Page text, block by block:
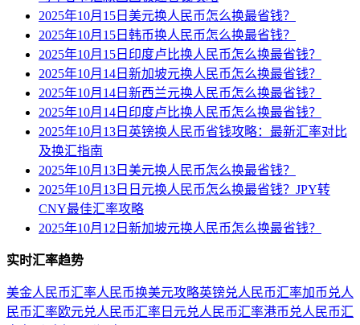
2025年10月15日美元换人民币怎么换最省钱？
2025年10月15日韩币换人民币怎么换最省钱？
2025年10月15日印度卢比换人民币怎么换最省钱？
2025年10月14日新加坡元换人民币怎么换最省钱？
2025年10月14日新西兰元换人民币怎么换最省钱？
2025年10月14日印度卢比换人民币怎么换最省钱？
2025年10月13日英镑换人民币省钱攻略：最新汇率对比
及换汇指南
2025年10月13日美元换人民币怎么换最省钱？
2025年10月13日日元换人民币怎么换最省钱？JPY转
CNY最佳汇率攻略
2025年10月12日新加坡元换人民币怎么换最省钱？
实时汇率趋势
美金人民币汇率人民币换美元攻略英镑兑人民币汇率加币兑人
民币汇率欧元兑人民币汇率 日元兑人民币汇率港币兑人民币汇